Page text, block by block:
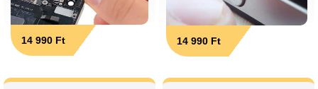
14 990 Ft 14 990 Ft